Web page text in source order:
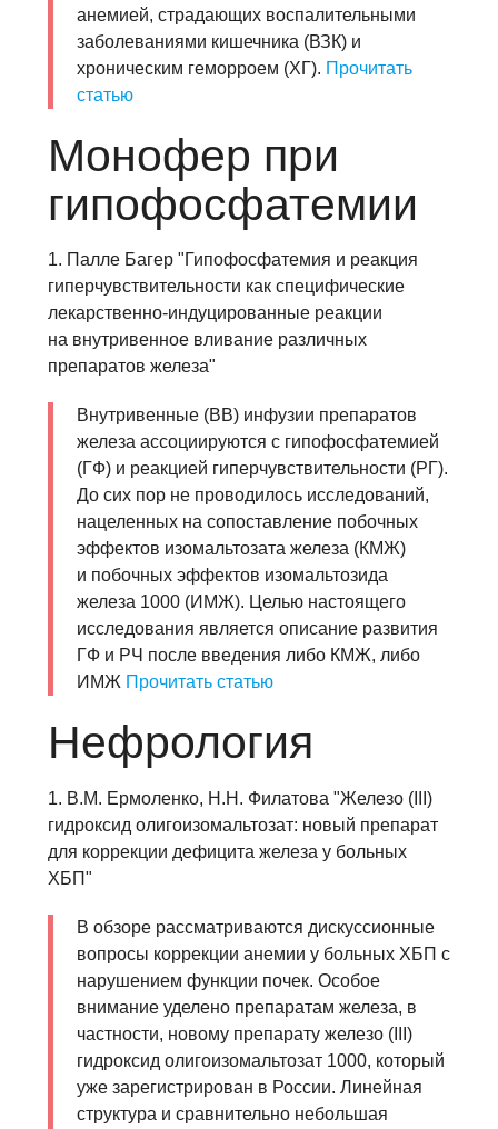
анемией, страдающих воспалительными
заболеваниями кишечника (ВЗК) и
хроническим геморроем (ХГ). Прочитать
статью
Монофер при
гипофосфатемии
1. Палле Багер "Гипофосфатемия и реакция
гиперчувствительности как специфические
лекарственно-индуцированные реакции
на внутривенное вливание различных
препаратов железа"
Внутривенные (ВВ) инфузии препаратов
железа ассоциируются с гипофосфатемией
(ГФ) и реакцией гиперчувствительности (РГ).
До сих пор не проводилось исследований,
нацеленных на сопоставление побочных
эффектов изомальтозата железа (КМЖ)
и побочных эффектов изомальтозида
железа 1000 (ИМЖ). Целью настоящего
исследования является описание развития
ГФ и РЧ после введения либо КМЖ, либо
ИМЖ Прочитать статью
Нефрология
1. В.М. Ермоленко, Н.Н. Филатова "Железо (III)
гидроксид олигоизомальтозат: новый препарат
для коррекции дефицита железа у больных
ХБП"
В обзоре рассматриваются дискуссионные
вопросы коррекции анемии у больных ХБП с
нарушением функции почек. Особое
внимание уделено препаратам железа, в
частности, новому препарату железо (III)
гидроксид олигоизомальтозат 1000, который
уже зарегистрирован в России. Линейная
структура и сравнительно небольшая